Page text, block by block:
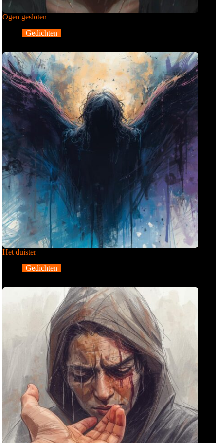
Ogen gesloten
Gedichten
Het duister
Gedichten